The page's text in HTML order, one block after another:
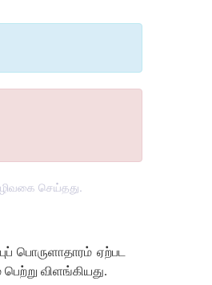
செய்தது.
பொருளாதாரம் ஏற்பட
விளங்கியது.